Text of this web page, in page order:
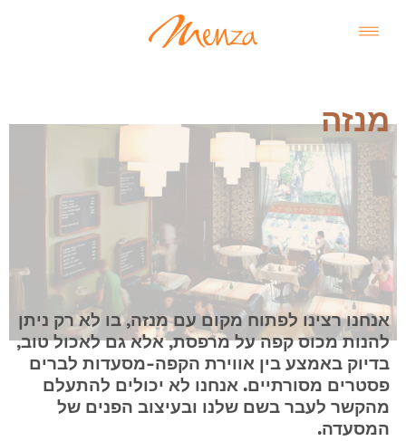
מנזה
אנחנו רצינו לפתוח מקום עם מנזה, בו לא רק ניתן
להנות מכוס קפה על מרפסת, אלא גם לאכול טוב,
בדיוק באמצע בין אווירת הקפה-מסעדות לברים
פסטרים מסורתיים. אנחנו לא יכולים להתעלם
מהקשר לעבר בשם שלנו ובעיצוב הפנים של
המסעדה.